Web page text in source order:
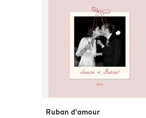
Ruban d’amour